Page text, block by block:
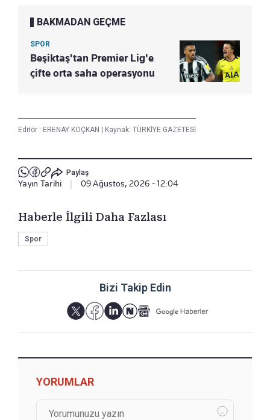
BAKMADAN GEÇME
SPOR
Beşiktaş'tan Premier Lig'e
çifte orta saha operasyonu
Editör : ERENAY KOÇKAN | Kaynak: TÜRKİYE GAZETESİ
Paylaş
Yayın Tarihi 09 Ağustos, 2026 - 12:04
Haberle İlgili Daha Fazlası
Spor
Bizi Takip Edin
YORUMLAR